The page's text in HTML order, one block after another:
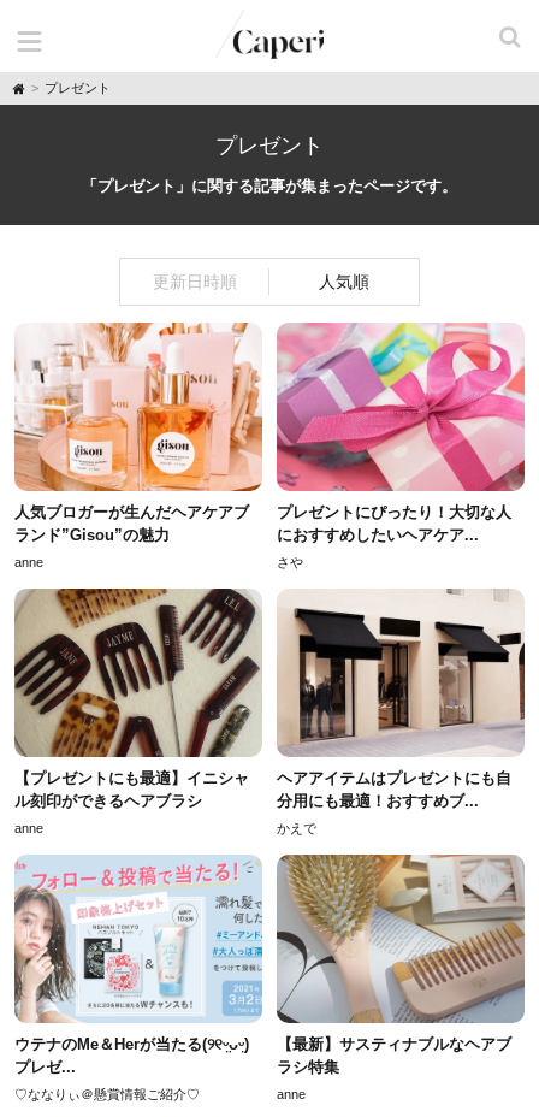
H
o
プレゼント
プレゼント
「プレゼント」に関する記事が集まったページです。
更新日時順 人気順
人気ブロガーが生んだヘアケアブ
ランド”Gisou”の魅力
anne
プレゼントにぴったり！大切な人
におすすめしたいヘアケア...
さや
【プレゼントにも最適】イニシャ
ル刻印ができるヘアブラシ
anne
ヘアアイテムはプレゼントにも自
分用にも最適！おすすめブ...
かえで
ウテナのMe＆Herが当たる(୨୧ᵕ̤ᴗᵕ̤)
プレゼ...
♡ななりぃ＠懸賞情報ご紹介♡
【最新】サスティナブルなヘアブ
ラシ特集
anne